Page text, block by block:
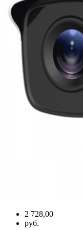
2 728,00
руб.